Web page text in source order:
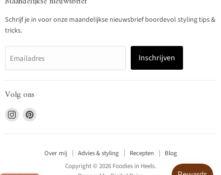
Schrijf je in voor onze maandelijkse nieuwsbrief boordevol styling tips &
tricks.
Emailadres Inschrijven
Volg ons
Vind
ons
op
Vind
op
Over mij Advies & styling Recepten
Blog
Copyright © 2026 Foodies in Heels.